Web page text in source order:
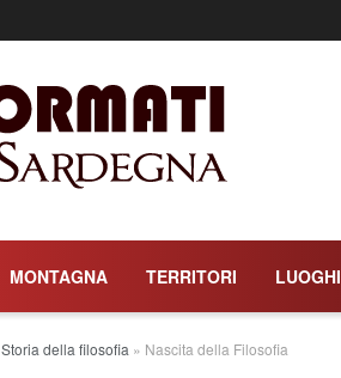
MONTAGNA TERRITORI LUOGHI
Storia della filosofia » Nascita della Filosofia